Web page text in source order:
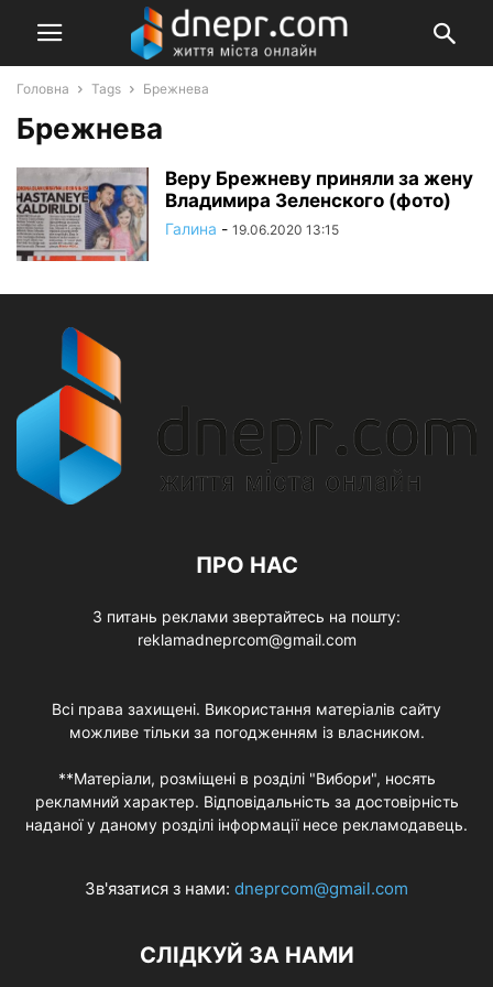
Головна Tags Брежнева
Брежнева
Веру Брежневу приняли за жену
Владимира Зеленского (фото)
Галина - 19.06.2020 13:15
ПРО НАС
З питань реклами звертайтесь на пошту:
reklamadneprcom@gmail.com
Всі права захищені. Використання матеріалів сайту
можливе тільки за погодженням із власником.
**Матеріали, розміщені в розділі "Вибори", носять
рекламний характер. Відповідальність за достовірність
наданої у даному розділі інформації несе рекламодавець.
Зв'язатися з нами: dneprcom@gmail.com
СЛІДКУЙ ЗА НАМИ